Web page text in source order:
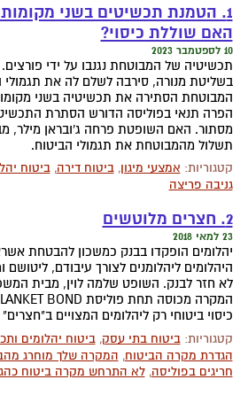
1. הטמנת תכשיטים בשני
האם שוללת כיסוי?
10 לספטמבר 2023
תכשיטיה של המבוטחת נגנבו על ידי
בשליטת מנורה, סירבה לשלם לה את
המבוטחת הסתירה את תכשיטיה בשני
הפרה תנאי בפוליסה הדורש הסתרת
מסתור. האם השופטת פרחה ג'ובראן מילר,
תשלול מהמבוטחת את תגמולי הביטוח.
קטגוריות: אמצעי מיגון,ביטוח דירה,ביטוח
גניבה פריצה
2. חצרים מלוטשים
23 למאי 2018
יהלומים הופקדו בבנק כמשכון להבטחת
היהלומים ליהלומנים לצורך עיבודם,
לא חזר לבנק. השופט שלמה לוין, מבית
כיסוי ביטוחי רק ליהלומים המצויים
קטגוריות:ביטוח בתי עסק,ביטוח יהלומים
הגדרת מקרה הביטוח, המקרה שלך מוחרג
חריגים בפוליסה,לא התרחש מקרה ביטוח